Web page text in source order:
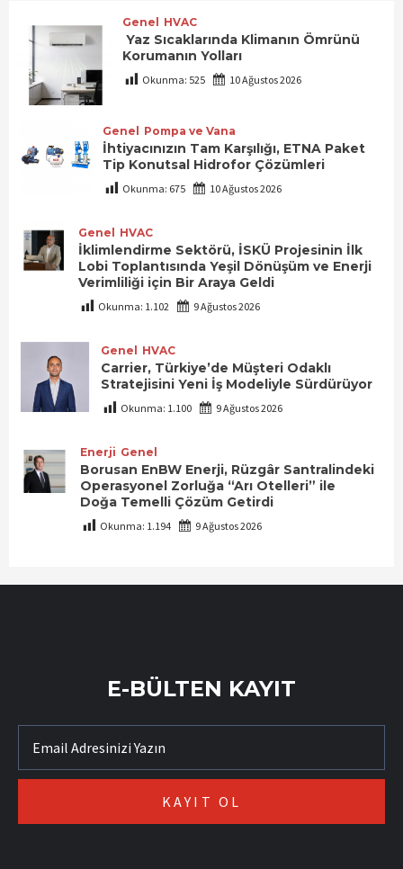
Genel HVAC
Yaz Sıcaklarında Klimanın Ömrünü
Korumanın Yolları
Okunma: 525 10 Ağustos 2026
Genel Pompa ve Vana
İhtiyacınızın Tam Karşılığı, ETNA Paket
Tip Konutsal Hidrofor Çözümleri
Okunma: 675 10 Ağustos 2026
Genel HVAC
İklimlendirme Sektörü, İSKÜ Projesinin İlk
Lobi Toplantısında Yeşil Dönüşüm ve Enerji
Verimliliği için Bir Araya Geldi
Okunma: 1.102 9 Ağustos 2026
Genel HVAC
Carrier, Türkiye’de Müşteri Odaklı
Stratejisini Yeni İş Modeliyle Sürdürüyor
Okunma: 1.100 9 Ağustos 2026
Enerji Genel
Borusan EnBW Enerji, Rüzgâr Santralindeki
Operasyonel Zorluğa “Arı Otelleri” ile
Doğa Temelli Çözüm Getirdi
Okunma: 1.194 9 Ağustos 2026
E-BÜLTEN KAYIT